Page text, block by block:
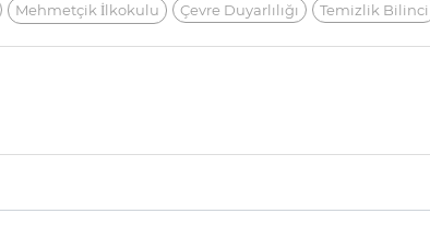
Mehmetçik İlkokulu Çevre Duyarlılığı Temizlik Bilinci